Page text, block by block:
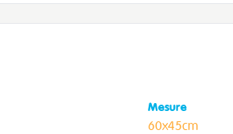
Mesure
60x45cm